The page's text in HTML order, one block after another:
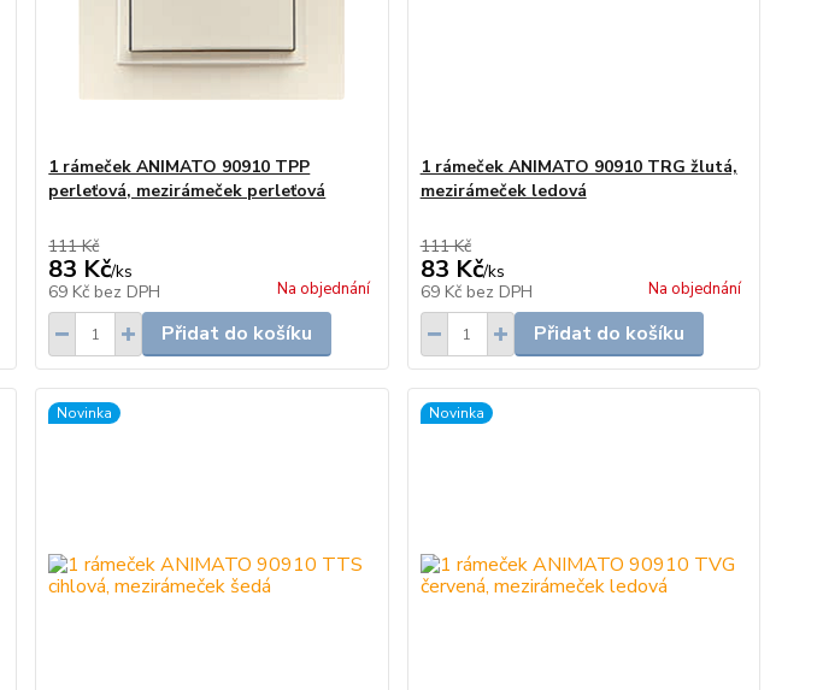
1 rámeček ANIMATO 90910 TPP
perleťová, mezirámeček perleťová
111 Kč
83 Kč/ks
69 Kč bez DPH Na objednání
Přidat do košíku
1 rámeček ANIMATO 90910 TRG žlutá,
mezirámeček ledová
111 Kč
83 Kč/ks
69 Kč bez DPH Na objednání
Přidat do košíku
Novinka Novinka